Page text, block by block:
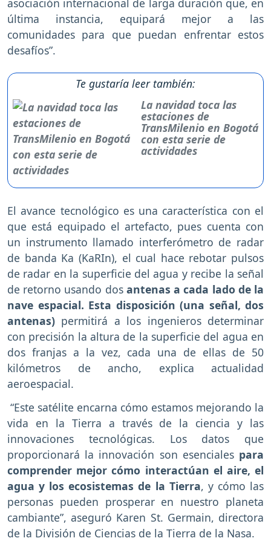
asociación internacional de larga duración que, en
última instancia, equipará mejor a las
comunidades para que puedan enfrentar estos
desafíos”.
Te gustaría leer también:
La navidad toca las
estaciones de
TransMilenio en Bogotá
con esta serie de
actividades
El avance tecnológico es una característica con el
que está equipado el artefacto, pues cuenta con
un instrumento llamado interferómetro de radar
de banda Ka (KaRIn), el cual hace rebotar pulsos
de radar en la superficie del agua y recibe la señal
de retorno usando dos antenas a cada lado de la
nave espacial. Esta disposición (una señal, dos
antenas) permitirá a los ingenieros determinar
con precisión la altura de la superficie del agua en
dos franjas a la vez, cada una de ellas de 50
kilómetros de ancho, explica actualidad
aeroespacial.
“Este satélite encarna cómo estamos mejorando la
vida en la Tierra a través de la ciencia y las
innovaciones tecnológicas. Los datos que
proporcionará la innovación son esencialespara
comprender mejor cómo interactúan el aire, el
agua y los ecosistemas de la Tierra, y cómo las
personas pueden prosperar en nuestro planeta
cambiante”, aseguró Karen St. Germain, directora
de la División de Ciencias de la Tierra de la Nasa.